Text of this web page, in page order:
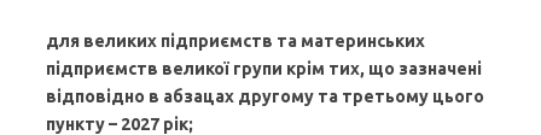
для великих підприємств та материнських
підприємств великої групи крім тих, що зазначені
відповідно в абзацах другому та третьому цього
пункту – 2027 рік;